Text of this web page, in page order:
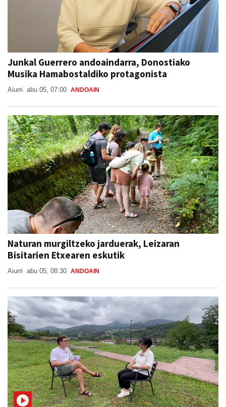
Junkal Guerrero andoaindarra, Donostiako
Musika Hamabostaldiko protagonista
Aiurri abu 05, 07:00 ANDOAIN
Naturan murgiltzeko jarduerak, Leizaran
Bisitarien Etxearen eskutik
Aiurri abu 05, 08:30 ANDOAIN